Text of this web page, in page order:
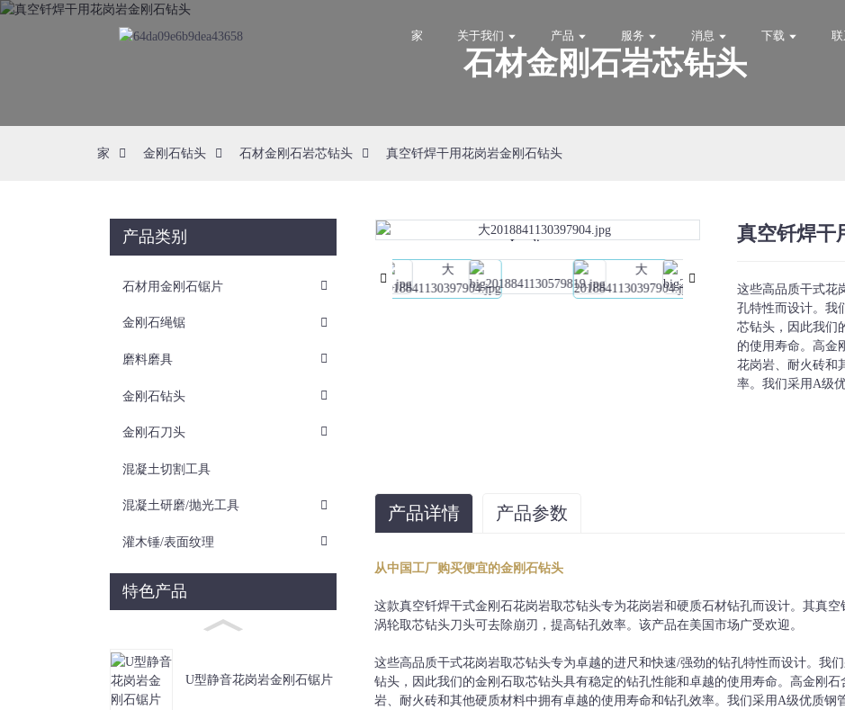
家 关于我们 产品 服务 消息 下载
石材金刚石岩芯钻头
家 金刚石钻头 石材金刚石岩芯钻头 真空钎焊干用花岗岩金刚石钻头
产品类别
石材用金刚石锯片
金刚石绳锯
磨料磨具
金刚石钻头
金刚石刀头
混凝土切割工具
混凝土研磨/抛光工具
灌木锤/表面纹理
特色产品
U型静音花岗岩金刚石锯片
Loading...
Loading... Loading...
Loading... 真空钎焊干
这些高品质干式花
孔特性而设计。我
芯钻头，因此我们
的使用寿命。高金
花岗岩、耐火砖和
率。我们采用A级
产品详情 产品参数
从中国工厂购买便宜的金刚石钻头
这款真空钎焊干式金刚石花岗岩取芯钻头专为花岗岩和硬质石材钻孔而设计。其真空
涡轮取芯钻头刀头可去除崩刃，提高钻孔效率。该产品在美国市场广受欢迎。
这些高品质干式花岗岩取芯钻头专为卓越的进尺和快速/强劲的钻孔特性而设计。我
钻头，因此我们的金刚石取芯钻头具有稳定的钻孔性能和卓越的使用寿命。高金刚
岩、耐火砖和其他硬质材料中拥有卓越的使用寿命和钻孔效率。我们采用A级优质钢
F20
Φ25 60 10
Φ30 60 10
Φ35 60 10